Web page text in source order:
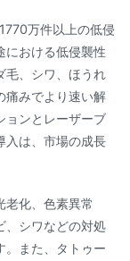
万件以上の低侵
における低侵襲性
毛、シワ、ほうれ
痛みでより速い解
ョンとレーザーブ
入は、市場の成長
老化、色素異常
、シワなどの対処
。また、タトゥー